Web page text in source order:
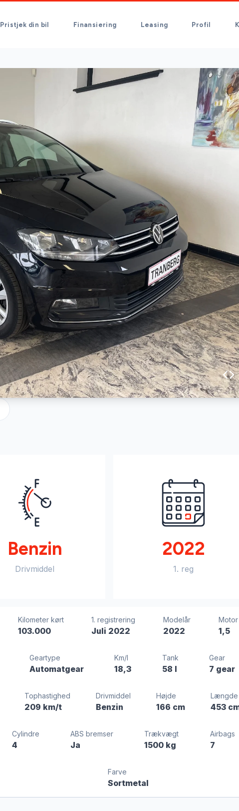
Pristjek din bil Finansiering Leasing Profil
Benzin
Drivmiddel
2022
1. reg
Kilometer kørt
103.000
1. registrering
Juli 2022
Modelår
2022
Motor
1,5
Geartype
Automatgear
Km/l
18,3
Tank
58 l
Gear
7 gear
Tophastighed
209 km/t
Drivmiddel
Benzin
Højde
166 cm
Længde
453
Cylindre
4
ABS bremser
Ja
Trækvægt
1500 kg
Airbags
7
Farve
Sortmetal